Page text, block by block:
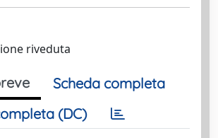
riveduta
Scheda completa
(DC)